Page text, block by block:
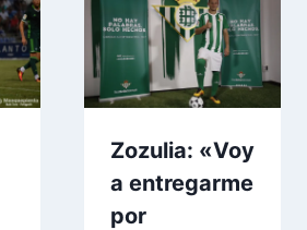
Zozulia: «Voy
a entregarme
por